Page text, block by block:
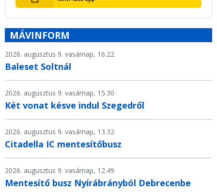
MÁVINFORM
2026. augusztus 9. vasárnap, 16.22
Baleset Soltnál
2026. augusztus 9. vasárnap, 15.30
Két vonat késve indul Szegedről
2026. augusztus 9. vasárnap, 13.32
Citadella IC mentesítőbusz
2026. augusztus 9. vasárnap, 12.49
Mentesítő busz Nyírábrányból Debrecenbe